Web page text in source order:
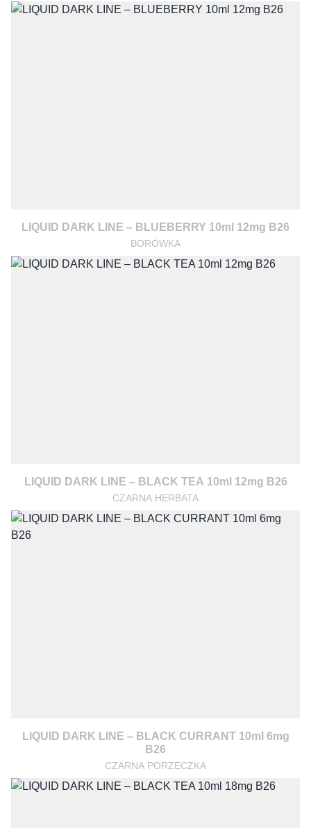
LIQUID DARK LINE – BLUEBERRY 10ml 12mg B26
BORÓWKA
LIQUID DARK LINE – BLACK TEA 10ml 12mg B26
CZARNA HERBATA
LIQUID DARK LINE – BLACK CURRANT 10ml 6mg
B26
CZARNA PORZECZKA